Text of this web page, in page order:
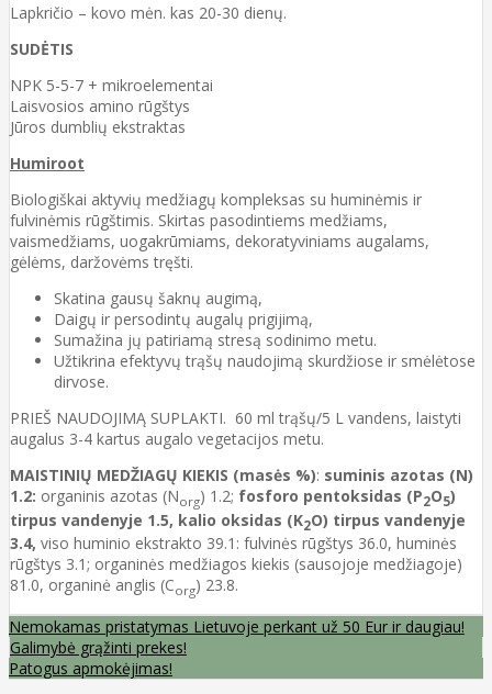
Lapkričio – kovo mėn. kas 20-30 dienų.
SUDĖTIS
NPK 5-5-7 + mikroelementai
Laisvosios amino rūgštys
Jūros dumblių ekstraktas
Humiroot
Biologiškai aktyvių medžiagų kompleksas su huminėmis ir
fulvinėmis rūgštimis. Skirtas pasodintiems medžiams,
vaismedžiams, uogakrūmiams, dekoratyviniams augalams,
gėlėms, daržovėms tręšti.
Skatina gausų šaknų augimą,
Daigų ir persodintų augalų prigijimą,
Sumažina jų patiriamą stresą sodinimo metu.
Užtikrina efektyvų trąšų naudojimą skurdžiose ir smėlėtose
dirvose.
PRIEŠ NAUDOJIMĄ SUPLAKTI. 60 ml trąšų/5 L vandens, laistyti
augalus 3-4 kartus augalo vegetacijos metu.
MAISTINIŲ MEDŽIAGŲ KIEKIS (masės %): suminis azotas (N)
1.2: organinis azotas (Norg) 1.2; fosforo pentoksidas (P2O5)
tirpus vandenyje 1.5, kalio oksidas (K2O) tirpus vandenyje
3.4, viso huminio ekstrakto 39.1: fulvinės rūgštys 36.0, huminės
rūgštys 3.1; organinės medžiagos kiekis (sausojoje medžiagoje)
81.0, organinė anglis (Corg) 23.8.
Nemokamas pristatymas Lietuvoje perkant už 50 Eur ir daugiau!
Galimybė grąžinti prekes!
Patogus apmokėjimas!